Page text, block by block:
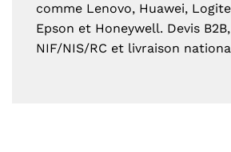
comme Lenovo, Huawei,
Epson et Honeywell. Devis
NIF/NIS/RC et livraison